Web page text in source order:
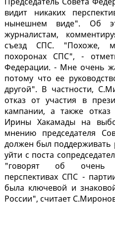
видит никаких
нынешнем виде". Об
журналистам,
съезд СПС. "Похоже,
похоронах СПС", -
Федерации. - Мне очень
потому что ее
другой". В частности,
отказ от участия в
кампании, а также отказ
Ирины Хакамады на
мнению председателя
должен был
уйти с поста
"говорят об очень
перспективах СПС -
была ключевой и
России", считает